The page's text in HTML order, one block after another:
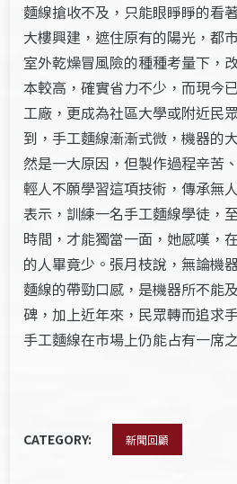
麵線搶收不及，只能眼睜睜的看
大樓興建，遮住原有的陽光，都
室外乾燥冒風險的種種考量下，
本較高，確實省力不少，而現今
工廠，更成為社區大學或附近民
到，手工麵線漸漸式微，機器的
然是一大原因，但製作過程辛苦
輕人不願學習這項技術，傳承無
表示，訓練一名手工麵線學徒，
時間，才能獨當一面，她感嘆，
的人畢竟少。張月枝說，無論機
麵線的帶勁口感，是機器所不能
碑，加上近年來，民眾轉而追求
手工麵線在市場上仍能占有一席
CATEGORY: 新聞回顧